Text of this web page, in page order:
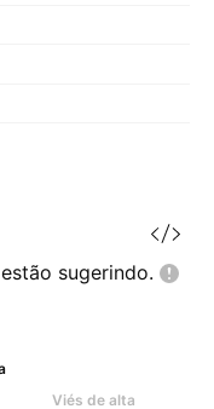
sugerindo.
Viés de alta